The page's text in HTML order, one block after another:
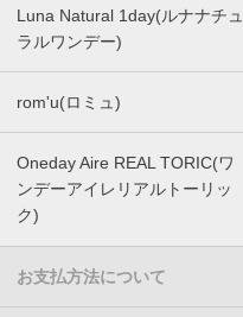
Luna Natural 1day(ルナナチュ
ラルワンデー)
rom'u(ロミュ)
Oneday Aire REAL TORIC(ワ
ンデーアイレリアルトーリッ
ク)
お支払方法について